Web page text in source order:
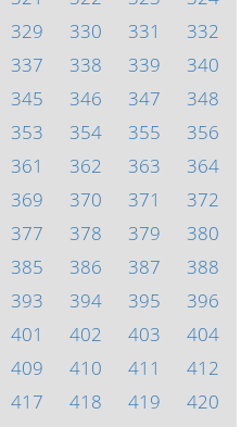
329 330 331
332
337 338 339
340
345 346 347
348
353 354 355
356
361 362 363
364
369 370 371
372
377 378 379
380
385 386 387
388
393 394 395
396
401 402 403
404
409 410 411
412
417 418 419
420